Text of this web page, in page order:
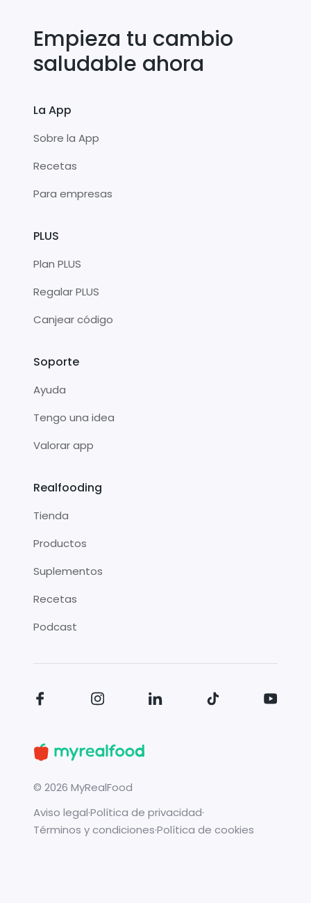
Empieza tu cambio
saludable ahora
La App
Sobre la App
Recetas
Para empresas
PLUS
Plan PLUS
Regalar PLUS
Canjear código
Soporte
Ayuda
Tengo una idea
Valorar app
Realfooding
Tienda
Productos
Suplementos
Recetas
Podcast
© 2026 MyRealFood
Aviso legal·Política de privacidad·
Términos y condiciones·Política de cookies